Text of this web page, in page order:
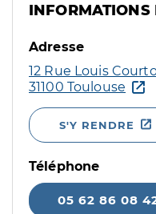
INFORMATIONS
Adresse
12 Rue Louis
31100 Toulouse
S'Y RENDRE
Téléphone
05 62 86 08